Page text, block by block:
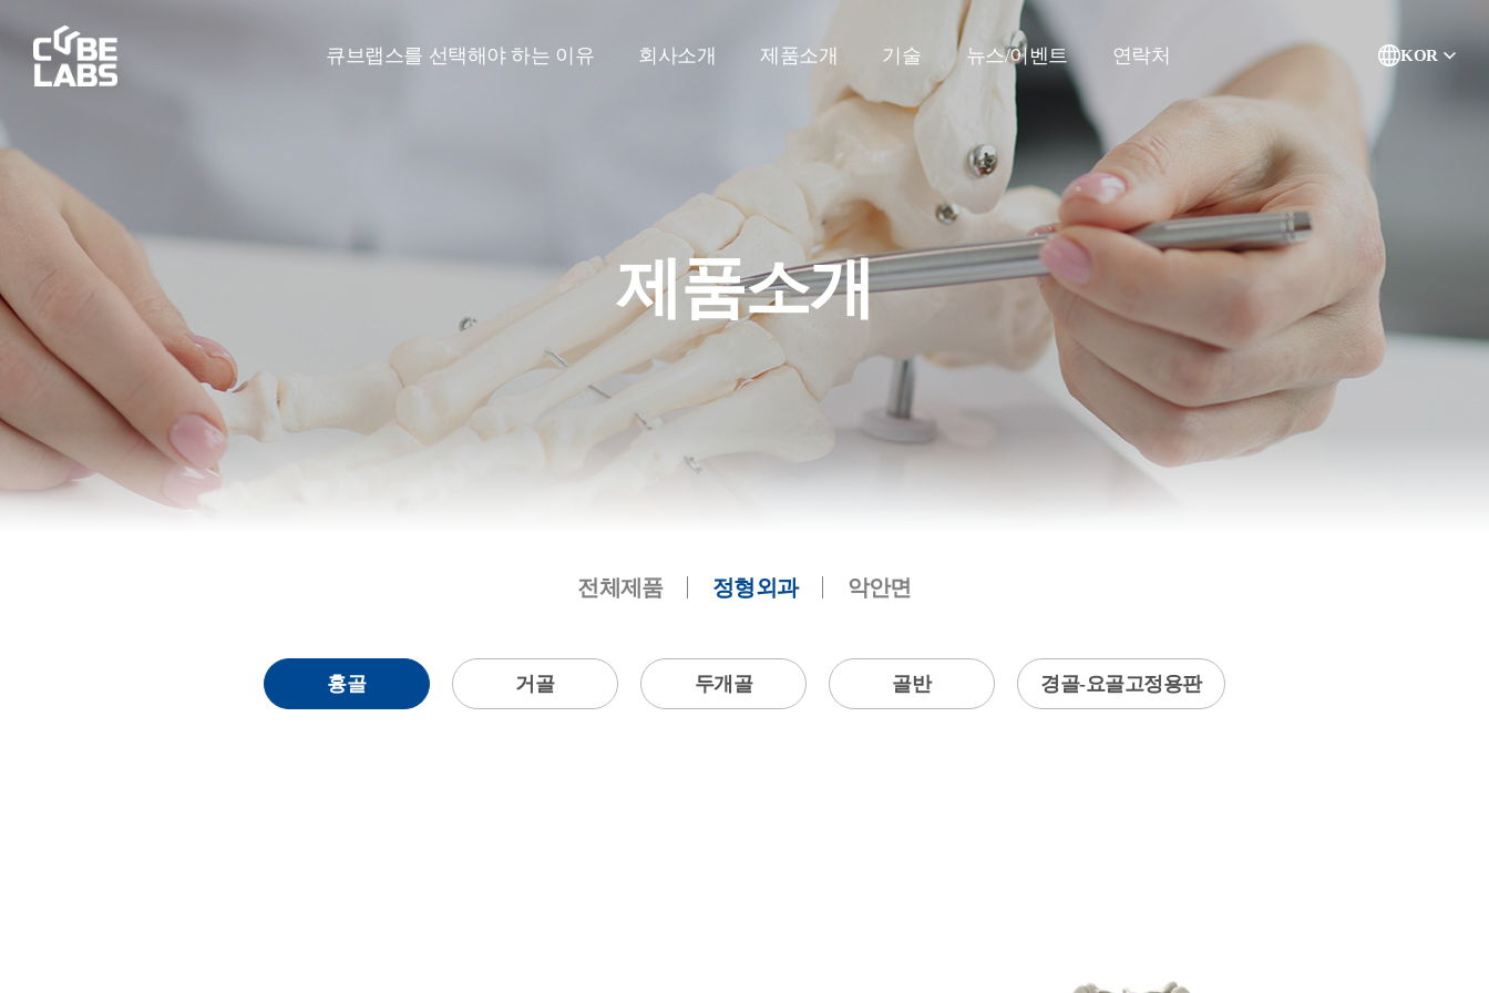
큐브랩스를 선택해야 하는 이유 회사소개 제품소개 기술 뉴스/이벤트 연락처 KOR
제품소개
전체제품 정형외과 악안면
흉골 거골 두개골 골반 경골-요골고정용판